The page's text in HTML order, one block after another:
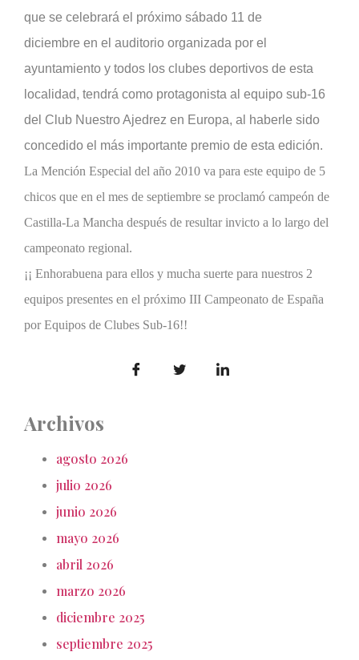
que se celebrará el próximo sábado 11 de
diciembre en el auditorio organizada por el
ayuntamiento y todos los clubes deportivos de esta
localidad, tendrá como protagonista al equipo sub-16
del Club Nuestro Ajedrez en Europa, al haberle sido
concedido el más importante premio de esta edición.
La Mención Especial del año 2010 va para este equipo de 5
chicos que en el mes de septiembre se proclamó campeón de
Castilla-La Mancha después de resultar invicto a lo largo del
campeonato regional.
¡¡ Enhorabuena para ellos y mucha suerte para nuestros 2
equipos presentes en el próximo III Campeonato de España
por Equipos de Clubes Sub-16!!
Archivos
agosto 2026
julio 2026
junio 2026
mayo 2026
abril 2026
marzo 2026
diciembre 2025
septiembre 2025